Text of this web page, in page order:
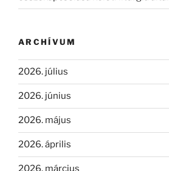
ARCHÍVUM
2026. július
2026. június
2026. május
2026. április